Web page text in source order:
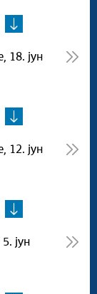
18. јун
12. јун
јун